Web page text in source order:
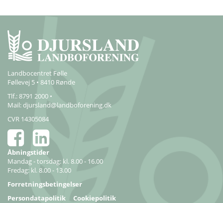
Landbocentret Følle
Føllevej 5 • 8410 Rønde
Tlf.: 8791 2000 •
Mail:djursland@landboforening.dk
CVR 14305084
Åbningstider
Mandag - torsdag: kl. 8.00 - 16.00
Fredag: kl. 8.00 - 13.00
Forretningsbetingelser
Persondatapolitik
Cookiepolitik